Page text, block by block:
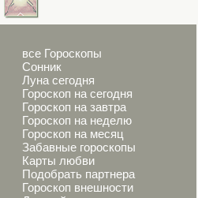
все Гороскопы
Сонник
Луна сегодня
Гороскоп на сегодня
Гороскоп на завтра
Гороскоп на неделю
Гороскоп на месяц
Забавные гороскопы
Карты любви
Подобрать партнера
Гороскоп внешности